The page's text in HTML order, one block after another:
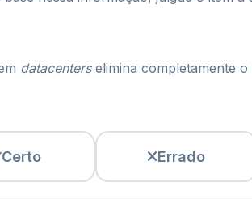
datacenterselimina completamente o
Certo Errado